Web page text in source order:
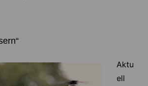
Aktu
ell